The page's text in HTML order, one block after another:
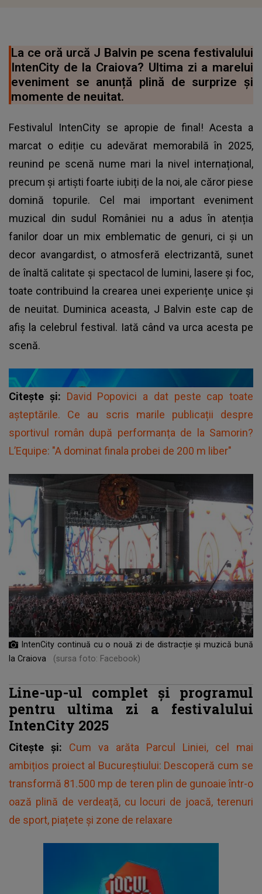
La ce oră urcă J Balvin pe scena festivalului
IntenCity de la Craiova? Ultima zi a marelui
eveniment se anunță plină de surprize și
momente de neuitat.
Festivalul IntenCity se apropie de final! Acesta a
marcat o ediție cu adevărat memorabilă în 2025,
reunind pe scenă nume mari la nivel internațional,
precum și artiști foarte iubiți de la noi, ale căror piese
domină topurile. Cel mai important eveniment
muzical din sudul României nu a adus în atenția
fanilor doar un mix emblematic de genuri, ci și un
decor avangardist, o atmosferă electrizantă, sunet
de înaltă calitate și spectacol de lumini, lasere și foc,
toate contribuind la crearea unei experiențe unice și
de neuitat. Duminica aceasta, J Balvin este cap de
afiș la celebrul festival. Iată când va urca acesta pe
scenă.
Citește și: David Popovici a dat peste cap toate
așteptările. Ce au scris marile publicații despre
sportivul român după performanța de la Samorin?
L’Equipe: "A dominat finala probei de 200 m liber"
IntenCity continuă cu o nouă zi de distracție și muzică bună
la Craiova
(sursa foto: Facebook)
Line-up-ul complet și programul
pentru ultima zi a festivalului
IntenCity 2025
Citește și: Cum va arăta Parcul Liniei, cel mai
ambițios proiect al Bucureștiului: Descoperă cum se
transformă 81.500 mp de teren plin de gunoaie într-o
oază plină de verdeață, cu locuri de joacă, terenuri
de sport, piațete și zone de relaxare